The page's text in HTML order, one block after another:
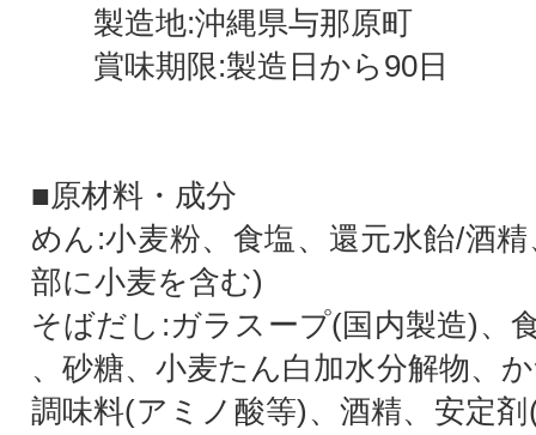
製造地:沖縄県与那原町
賞味期限:製造日から90日
■原材料・成分
めん:小麦粉、食塩、還元水飴/酒
部に小麦を含む)
そばだし:ガラスープ(国内製造)、
、砂糖、小麦たん白加水分解物、
調味料(アミノ酸等)、酒精、安定